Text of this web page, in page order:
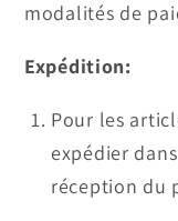
modalités de
Expédition:
Pour les
expédier
réception du